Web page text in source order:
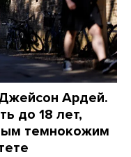
Ардей.
до 18 лет,
темнокожим